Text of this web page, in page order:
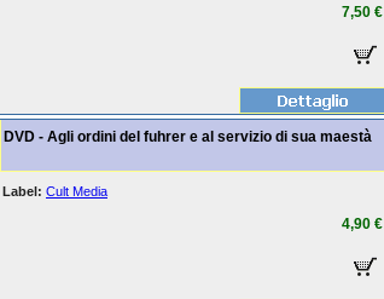
7,50 €
DVD - Agli ordini del fuhrer e al servizio di sua maestà
Label: Cult Media
4,90 €